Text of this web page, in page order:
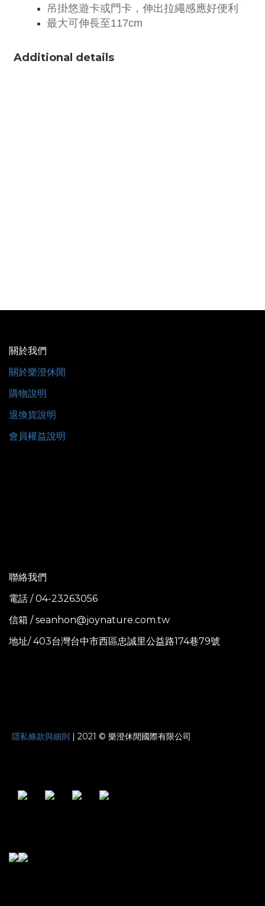
吊掛悠遊卡或門卡，伸出拉繩感應好便利
最大可伸長至117cm
Additional details
關於我們
關於樂澄休閒
購物說明
退換貨說明
會員權益說明
聯絡我們
電話 / 04-23263056
信箱 / seanhon@joynature.com.tw
地址/ 403台灣台中市西區忠誠里公益路174巷79號
隱私條款與細則 | 2021 © 樂澄休閒國際有限公司